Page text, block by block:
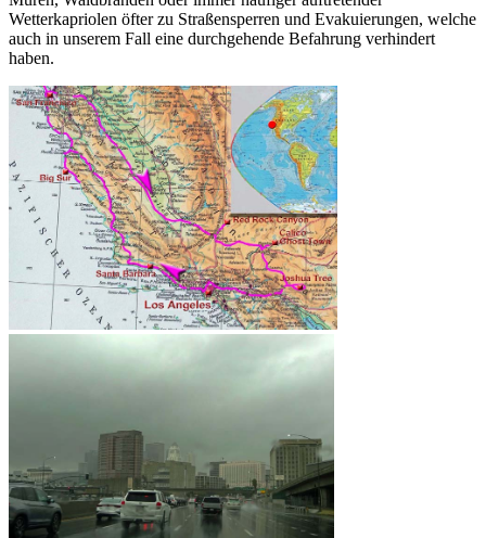
Wetterkapriolen öfter zu Straßensperren und Evakuierungen, welche
auch in unserem Fall eine durchgehende Befahrung verhindert
haben.